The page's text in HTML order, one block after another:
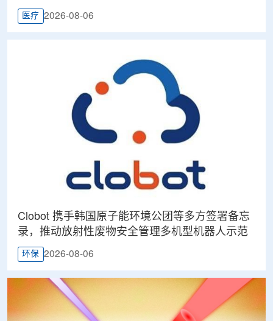
医疗 2026-08-06
Clobot 携手韩国原子能环境公团等多方签署备忘
录，推动放射性废物安全管理多机型机器人示范
环保 2026-08-06